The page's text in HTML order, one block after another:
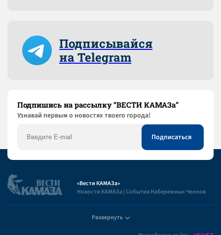
Подписывайся
на Telegram
Подпишись на рассылку “ВЕСТИ КАМАЗа”
Узнaвай первым о новостях твоего города!
«Вести КАМАЗа»
Новости КАМАЗа | События Набережных Челнов
Развернуть